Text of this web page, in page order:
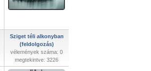
Sziget téli alkonyban
(feldolgozás)
vélemények száma: 0
megtekintve: 3226